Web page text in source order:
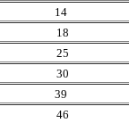
14
18
25
30
39
46